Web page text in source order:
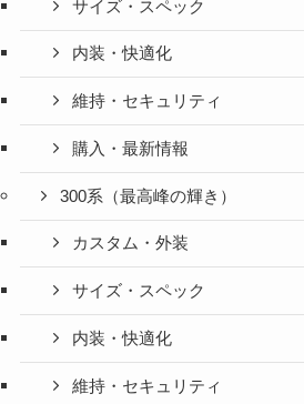
サイズ・スペック
内装・快適化
維持・セキュリティ
購入・最新情報
300系（最高峰の輝き）
カスタム・外装
サイズ・スペック
内装・快適化
維持・セキュリティ